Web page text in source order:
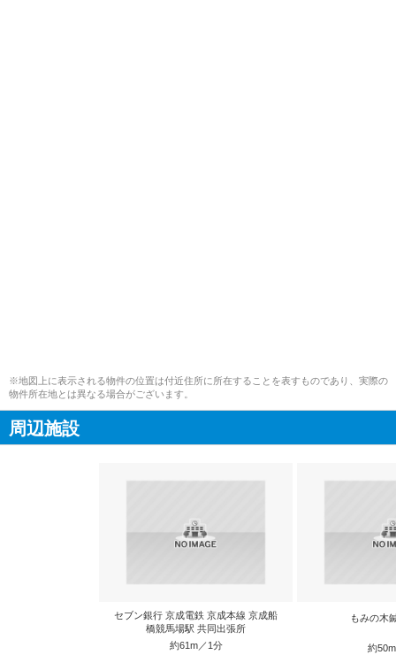
※地図上に表示される物件の位置は付近住所に所在することを表すものであり、実際の
物件所在地とは異なる場合がございます。
周辺施設
セブン銀行 京成電鉄 京成本線 京成船
橋競馬場駅 共同出張所
約61m／1分
もみの木
約